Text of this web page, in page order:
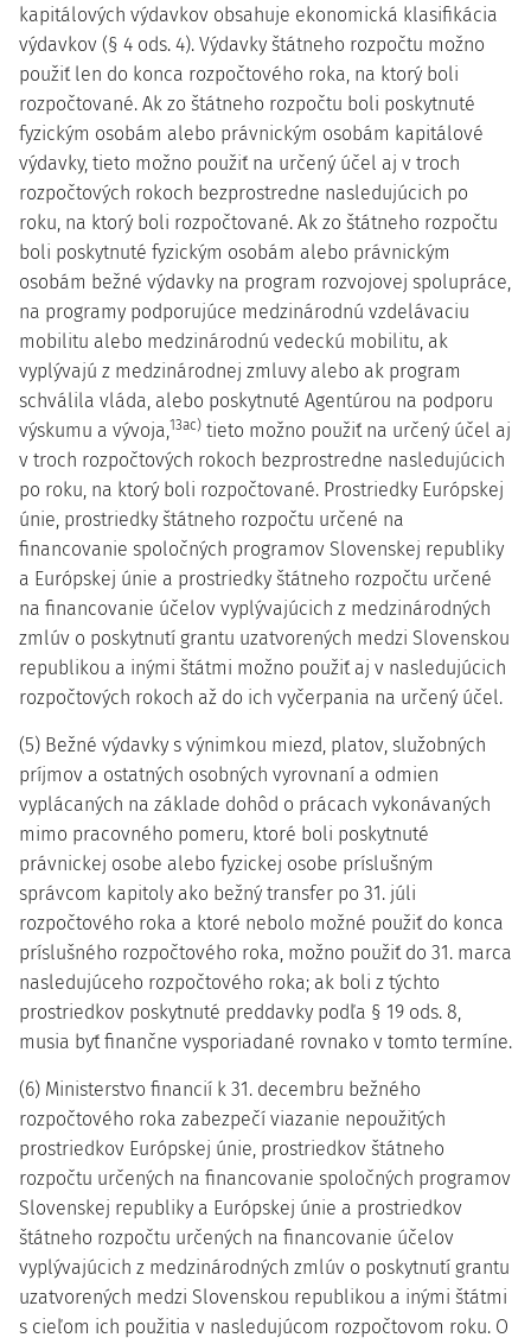
kapitálových výdavkov obsahuje ekonomická klasifikácia
výdavkov (§ 4 ods. 4). Výdavky štátneho rozpočtu možno
použiť len do konca rozpočtového roka, na ktorý boli
rozpočtované. Ak zo štátneho rozpočtu boli poskytnuté
fyzickým osobám alebo právnickým osobám kapitálové
výdavky, tieto možno použiť na určený účel aj v troch
rozpočtových rokoch bezprostredne nasledujúcich po
roku, na ktorý boli rozpočtované. Ak zo štátneho rozpočtu
boli poskytnuté fyzickým osobám alebo právnickým
osobám bežné výdavky na program rozvojovej spolupráce,
na programy podporujúce medzinárodnú vzdelávaciu
mobilitu alebo medzinárodnú vedeckú mobilitu, ak
vyplývajú z medzinárodnej zmluvy alebo ak program
schválila vláda, alebo poskytnuté Agentúrou na podporu
výskumu a vývoja,13ac) tieto možno použiť na určený účel aj
v troch rozpočtových rokoch bezprostredne nasledujúcich
po roku, na ktorý boli rozpočtované. Prostriedky Európskej
únie, prostriedky štátneho rozpočtu určené na
financovanie spoločných programov Slovenskej republiky
a Európskej únie a prostriedky štátneho rozpočtu určené
na financovanie účelov vyplývajúcich z medzinárodných
zmlúv o poskytnutí grantu uzatvorených medzi Slovenskou
republikou a inými štátmi možno použiť aj v nasledujúcich
rozpočtových rokoch až do ich vyčerpania na určený účel.
(5) Bežné výdavky s výnimkou miezd, platov, služobných
príjmov a ostatných osobných vyrovnaní a odmien
vyplácaných na základe dohôd o prácach vykonávaných
mimo pracovného pomeru, ktoré boli poskytnuté
právnickej osobe alebo fyzickej osobe príslušným
správcom kapitoly ako bežný transfer po 31. júli
rozpočtového roka a ktoré nebolo možné použiť do konca
príslušného rozpočtového roka, možno použiť do 31. marca
nasledujúceho rozpočtového roka; ak boli z týchto
prostriedkov poskytnuté preddavky podľa § 19 ods. 8,
musia byť finančne vysporiadané rovnako v tomto termíne.
(6) Ministerstvo financií k 31. decembru bežného
rozpočtového roka zabezpečí viazanie nepoužitých
prostriedkov Európskej únie, prostriedkov štátneho
rozpočtu určených na financovanie spoločných programov
Slovenskej republiky a Európskej únie a prostriedkov
štátneho rozpočtu určených na financovanie účelov
vyplývajúcich z medzinárodných zmlúv o poskytnutí grantu
uzatvorených medzi Slovenskou republikou a inými štátmi
s cieľom ich použitia v nasledujúcom rozpočtovom roku. O